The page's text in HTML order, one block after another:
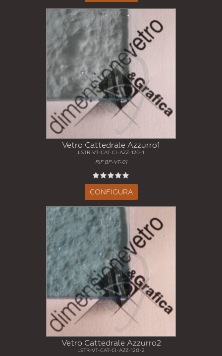
Vetro Cattedrale Azzurro1
LSTR-VT-CAT-CI-AZZ-120-1
RIF BP-VT-01
CONFIGURA
Vetro Cattedrale Azzurro2
LSTR-VT-CAT-CI-AZZ-120-2